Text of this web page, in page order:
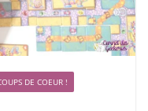
DE COEUR !